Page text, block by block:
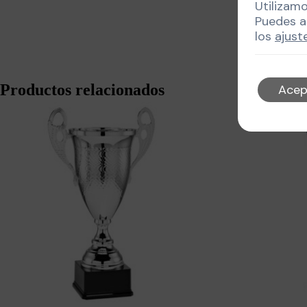
Productos relacionados
Puedes
los